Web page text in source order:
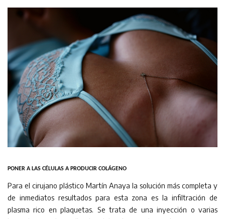
PONER A LAS CÉLULAS A PRODUCIR COLÁGENO
Para el cirujano plástico Martín Anaya la solución más completa y
de inmediatos resultados para esta zona es la infiltración de
plasma rico en plaquetas. Se trata de una inyección o varias